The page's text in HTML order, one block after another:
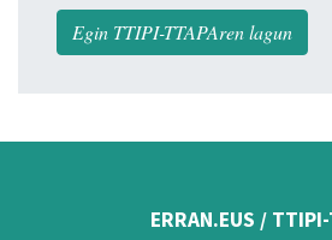
Egin TTIPI-TTAPAren lagun
ERRAN.EUS /